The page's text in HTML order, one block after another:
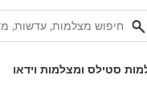
סטילס ומצלמות וידאו